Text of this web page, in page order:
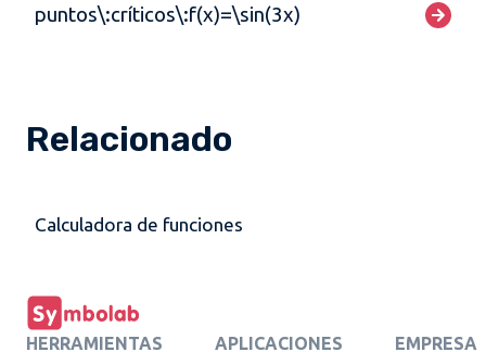
puntos\:críticos\:f(x)=\sin(3x)
Relacionado
Calculadora de funciones
HERRAMIENTAS
APLICACIONES
EMPRESA